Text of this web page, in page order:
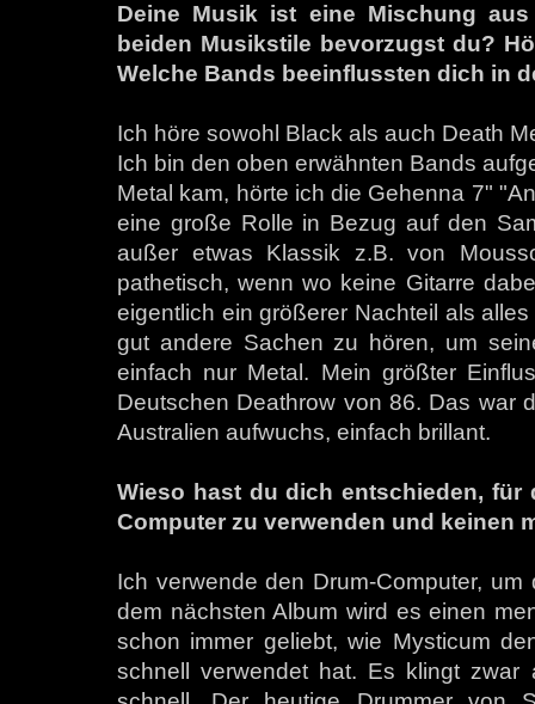
Deine Musik ist eine Mischung
beiden Musikstile bevorzugst du?
Welche Bands beeinflussten dich in
Ich höre sowohl Black als auch Death
Ich bin den oben erwähnten Bands
Metal kam, hörte ich die Gehenna 7"
eine große Rolle in Bezug auf den
außer etwas Klassik z.B. von
pathetisch, wenn wo keine Gitarre
eigentlich ein größerer Nachteil als
gut andere Sachen zu hören, um
einfach nur Metal. Mein größter
Deutschen Deathrow von 86. Das war
Australien aufwuchs, einfach brillant.
Wieso hast du dich entschieden, für
Computer zu verwenden und keinen
Ich verwende den Drum-Computer,
dem nächsten Album wird es einen
schon immer geliebt, wie Mysticum
schnell verwendet hat. Es klingt zwar